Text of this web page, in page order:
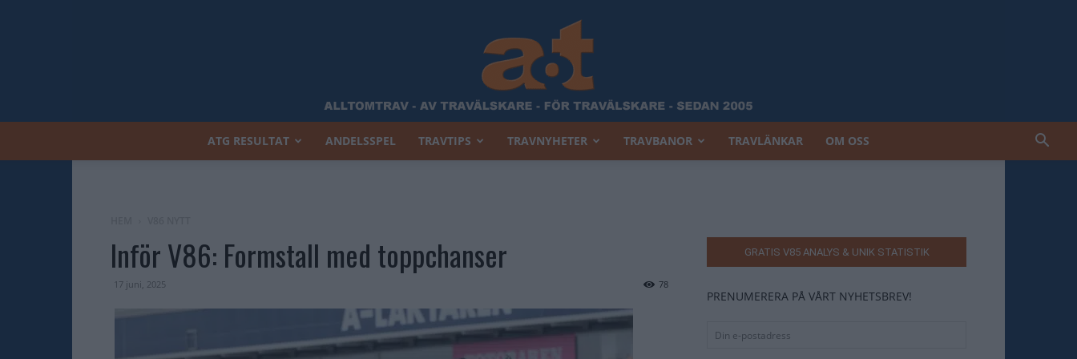
ATG RESULTAT ANDELSSPEL TRAVTIPS TRAVNYHETER TRAVBANOR TRAVLÄNKAR OM OSS
Inför V86: Formstall med toppchanser
17 juni, 2025 78
GRATIS V85 ANALYS & UNIK STATISTIK
PRENUMERERA PÅ VÅRT NYHETSBREV!